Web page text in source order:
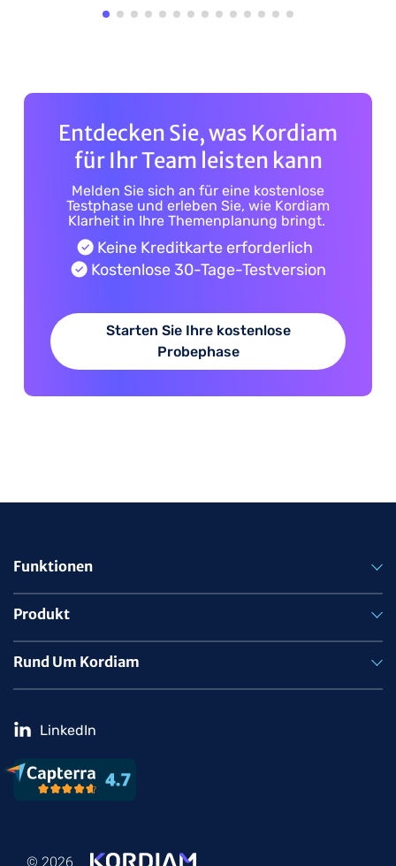
Entdecken Sie, was Kordiam
für Ihr Team leisten kann
Melden Sie sich an für eine kostenlose
Testphase und erleben Sie, wie Kordiam
Klarheit in Ihre Themenplanung bringt.
Keine Kreditkarte erforderlich
Kostenlose 30-Tage-Testversion
Starten Sie Ihre kostenlose
Probephase
Funktionen
Produkt
Rund Um Kordiam
LinkedIn